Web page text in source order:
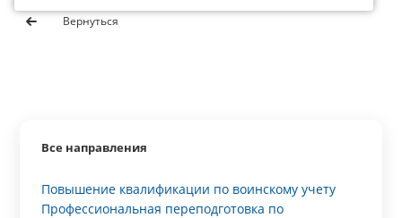
Вернуться
Все направления
Повышение квалификации по воинскому учету
Профессиональная переподготовка по